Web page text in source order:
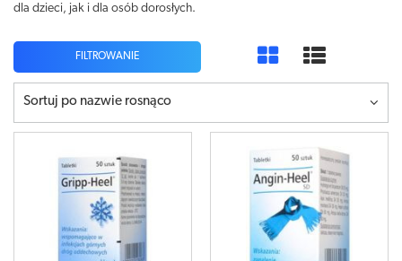
dla dzieci, jak i dla osób dorosłych.
FILTROWANIE
Sortuj po nazwie rosnąco